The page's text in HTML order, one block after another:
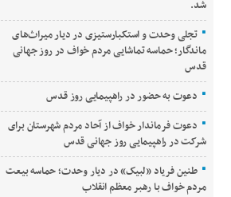
شد.
تجلی وحدت و استکبارستیزی در دیار میراث‌های
ماندگار؛ حماسه تماشایی مردم خواف در روز جهانی
قدس
دعوت به حضور در راهپیمایی روز قدس
دعوت فرماندار خواف از آحاد مردم شهرستان برای
شرکت در راهپیمایی روز جهانی قدس
طنین فریاد «لبیک» در دیار وحدت؛ حماسه بیعت
مردم خواف با رهبر معظم انقلاب